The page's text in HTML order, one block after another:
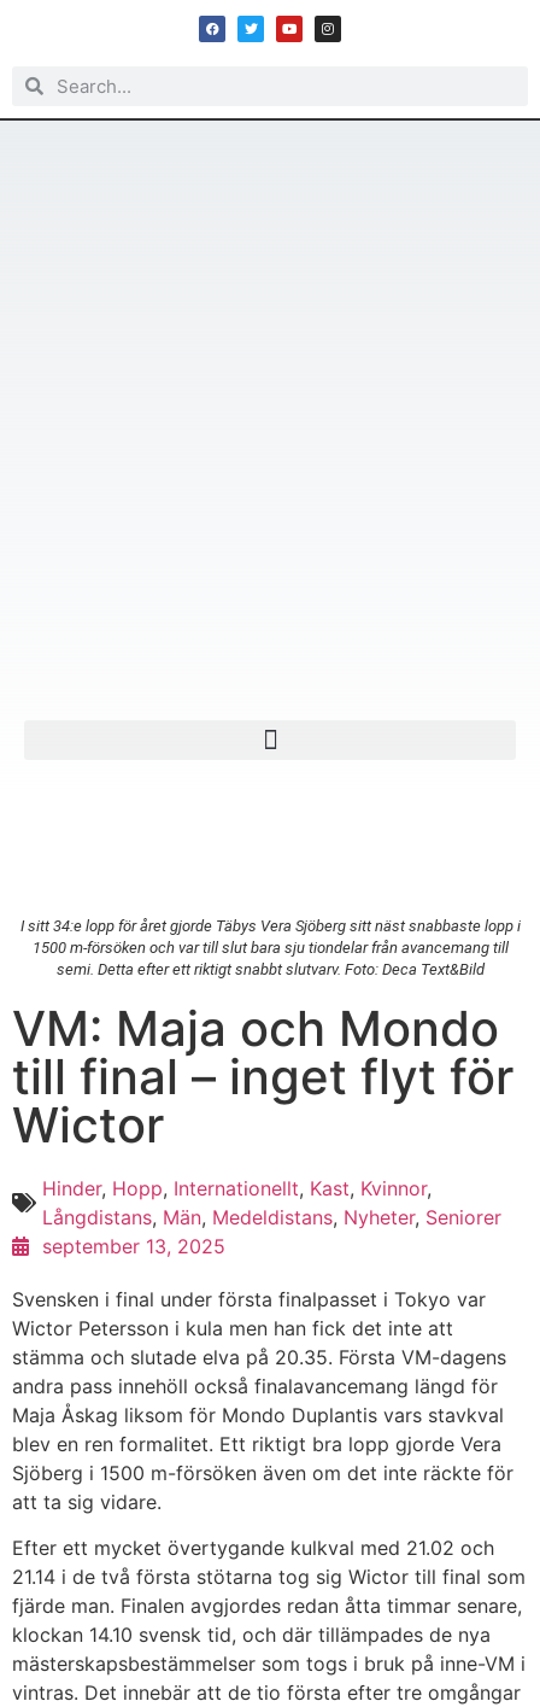
I sitt 34:e lopp för året gjorde Täbys Vera Sjöberg sitt näst snabbaste lopp i
1500 m-försöken och var till slut bara sju tiondelar från avancemang till
semi. Detta efter ett riktigt snabbt slutvarv. Foto: Deca Text&Bild
VM: Maja och Mondo
till final – inget flyt för
Wictor
Hinder, Hopp, Internationellt, Kast, Kvinnor,
Långdistans, Män, Medeldistans, Nyheter, Seniorer
september 13, 2025
Svensken i final under första finalpasset i Tokyo var
Wictor Petersson i kula men han fick det inte att
stämma och slutade elva på 20.35. Första VM-dagens
andra pass innehöll också finalavancemang längd för
Maja Åskag liksom för Mondo Duplantis vars stavkval
blev en ren formalitet. Ett riktigt bra lopp gjorde Vera
Sjöberg i 1500 m-försöken även om det inte räckte för
att ta sig vidare.
Efter ett mycket övertygande kulkval med 21.02 och
21.14 i de två första stötarna tog sig Wictor till final som
fjärde man. Finalen avgjordes redan åtta timmar senare,
klockan 14.10 svensk tid, och där tillämpades de nya
mästerskapsbestämmelser som togs i bruk på inne-VM i
vintras. Det innebär att de tio första efter tre omgångar